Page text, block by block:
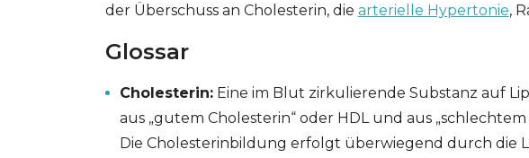
der Überschuss an Cholesterin, die arterielle Hypertonie,
Glossar
Cholesterin:Eine im Blut zirkulierende Substanz auf
aus „gutem Cholesterin“ oder HDL und aus
Die Cholesterinbildung erfolgt überwiegend durch die